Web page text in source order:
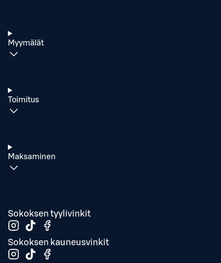
Myymälät
Toimitus
Maksaminen
Sokoksen tyylivinkit
Sokoksen kauneusvinkit